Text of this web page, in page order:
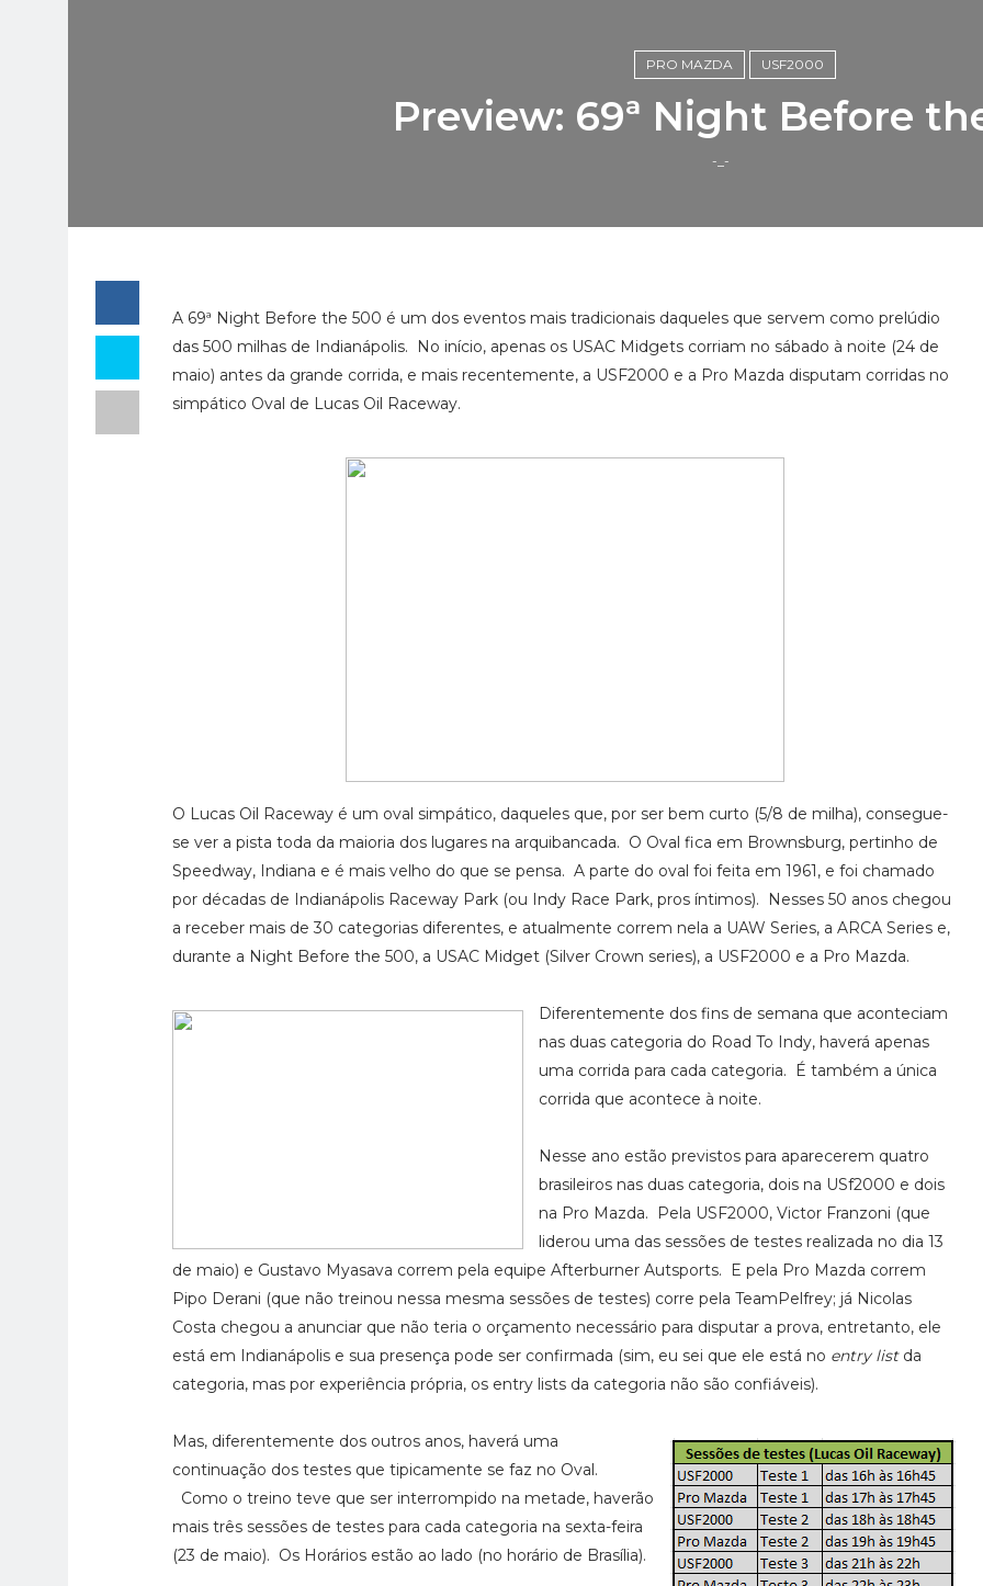
PRO MAZDA USF2000
Preview: 69ª Night Before
-_-
A 69ª Night Before the 500 é um dos eventos mais tradicionais daqueles que servem como prelúdio
das 500 milhas de Indianápolis. No início, apenas os USAC Midgets corriam no sábado à noite (24 de
maio) antes da grande corrida, e mais recentemente, a USF2000 e a Pro Mazda disputam corridas no
simpático Oval de Lucas Oil Raceway.
O Lucas Oil Raceway é um oval simpático, daqueles que, por ser bem curto (5/8 de milha), consegue-
se ver a pista toda da maioria dos lugares na arquibancada. O Oval fica em Brownsburg, pertinho de
Speedway, Indiana e é mais velho do que se pensa. A parte do oval foi feita em 1961, e foi chamado
por décadas de Indianápolis Raceway Park (ou Indy Race Park, pros íntimos). Nesses 50 anos chegou
a receber mais de 30 categorias diferentes, e atualmente correm nela a UAW Series, a ARCA Series e,
durante a Night Before the 500, a USAC Midget (Silver Crown series), a USF2000 e a Pro Mazda.
Diferentemente dos fins de semana que aconteciam
nas duas categoria do Road To Indy, haverá apenas
uma corrida para cada categoria. É também a única
corrida que acontece à noite.
Nesse ano estão previstos para aparecerem quatro
brasileiros nas duas categoria, dois na USf2000 e dois
na Pro Mazda. Pela USF2000, Victor Franzoni (que
liderou uma das sessões de testes realizada no dia 13
de maio) e Gustavo Myasava correm pela equipe Afterburner Autsports. E pela Pro Mazda correm
Pipo Derani (que não treinou nessa mesma sessões de testes) corre pela TeamPelfrey; já Nicolas
Costa chegou a anunciar que não teria o orçamento necessário para disputar a prova, entretanto, ele
está em Indianápolis e sua presença pode ser confirmada (sim, eu sei que ele está no entry listda
categoria, mas por experiência própria, os entry lists da categoria não são confiáveis).
Mas, diferentemente dos outros anos, haverá uma
continuação dos testes que tipicamente se faz no Oval.
Como o treino teve que ser interrompido na metade, haverão
mais três sessões de testes para cada categoria na sexta-feira
(23 de maio). Os Horários estão ao lado (no horário de Brasília).